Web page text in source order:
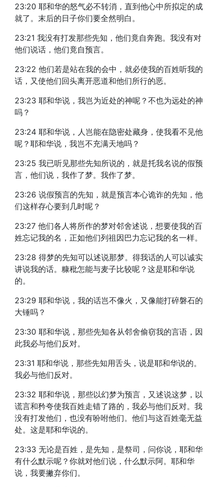
23:20 耶和华的怒气必不转消，直到他心中所拟定的成
就了。末后的日子你们要全然明白。
23:21 我没有打发那些先知，他们竟自奔跑。我没有对
他们说话，他们竟自预言。
23:22 他们若是站在我的会中，就必使我的百姓听我的
话，又使他们回头离开恶道和他们所行的恶。
23:23 耶和华说，我岂为近处的神呢？不也为远处的神
吗？
23:24 耶和华说，人岂能在隐密处藏身，使我看不见他
呢？耶和华说，我岂不充满天地吗？
23:25 我已听见那些先知所说的，就是托我名说的假预
言，他们说，我作了梦。我作了梦。
23:26 说假预言的先知，就是预言本心诡诈的先知，他
们这样存心要到几时呢？
23:27 他们各人将所作的梦对邻舍述说，想要使我的百
姓忘记我的名，正如他们列祖因巴力忘记我的名一样。
23:28 得梦的先知可以述说那梦。得我话的人可以诚实
讲说我的话。糠秕怎能与麦子比较呢？这是耶和华说
的。
23:29 耶和华说，我的话岂不像火，又像能打碎磐石的
大锤吗？
23:30 耶和华说，那些先知各从邻舍偷窃我的言语，因
此我必与他们反对。
23:31 耶和华说，那些先知用舌头，说是耶和华说的。
我必与他们反对。
23:32 耶和华说，那些以幻梦为预言，又述说这梦，以
谎言和矜夸使我百姓走错了路的，我必与他们反对。我
没有打发他们，也没有吩咐他们。他们与这百姓毫无益
处。这是耶和华说的。
23:33 无论是百姓，是先知，是祭司，问你说，耶和华
有什么默示呢？你就对他们说，什么默示阿。耶和华
说，我要撇弃你们。